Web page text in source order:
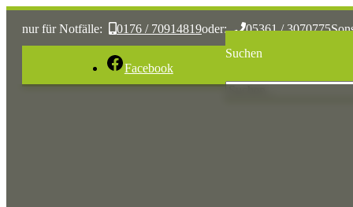
nur für Notfälle: 0176 / 70914819oder: 05361 / 3070775
Facebook
Suchen